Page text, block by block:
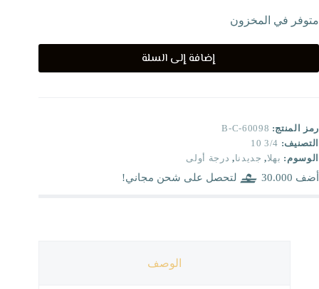
متوفر في المخزون
إضافة إلى السلة
رمز المنتج: B-C-60098
التصنيف: 3/4 10
الوسوم: بهلا, جديدنا, درجة أولى
أضف 30.000 لتحصل على شحن مجاني!
الوصف